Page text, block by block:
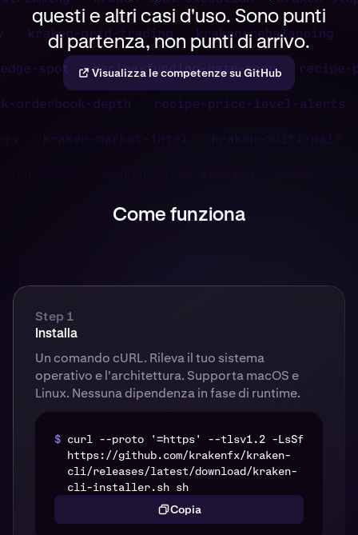
questi e altri casi d'uso. Sono punti
di partenza, non punti di arrivo.
Visualizza le competenze su GitHub
Come funziona
Step 1
Installa
Un comando cURL. Rileva il tuo sistema
operativo e l'architettura. Supporta macOS e
Linux. Nessuna dipendenza in fase di runtime.
$ curl --proto '=https' --tlsv1.2 -LsSf
https://github.com/krakenfx/kraken-
cli/releases/latest/download/kraken-
cli-installer.sh sh
Copia